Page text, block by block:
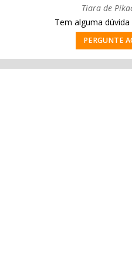
Tiara de
Tem alguma
PERGUNTE